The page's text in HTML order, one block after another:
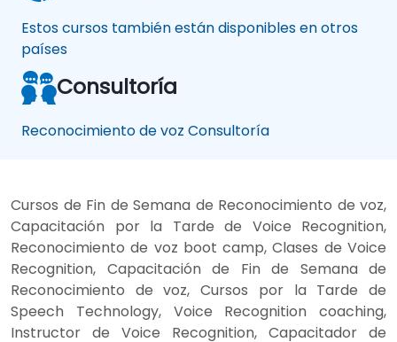
Estos cursos también están disponibles en otros
países
Consultoría
Reconocimiento de voz Consultoría
Cursos de Fin de Semana de Reconocimiento de voz,
Capacitación por la Tarde de Voice Recognition,
Reconocimiento de voz boot camp, Clases de Voice
Recognition, Capacitación de Fin de Semana de
Reconocimiento de voz, Cursos por la Tarde de
Speech Technology, Voice Recognition coaching,
Instructor de Voice Recognition, Capacitador de